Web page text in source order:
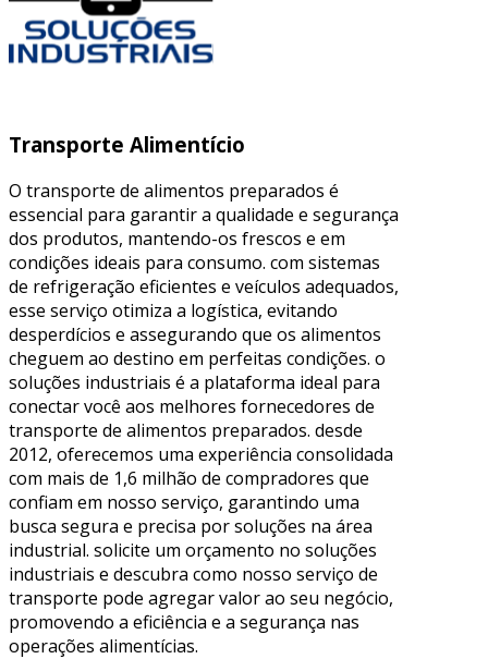
Transporte Alimentício
O transporte de alimentos preparados é
essencial para garantir a qualidade e segurança
dos produtos, mantendo-os frescos e em
condições ideais para consumo. com sistemas
de refrigeração eficientes e veículos adequados,
esse serviço otimiza a logística, evitando
desperdícios e assegurando que os alimentos
cheguem ao destino em perfeitas condições. o
soluções industriais é a plataforma ideal para
conectar você aos melhores fornecedores de
transporte de alimentos preparados. desde
2012, oferecemos uma experiência consolidada
com mais de 1,6 milhão de compradores que
confiam em nosso serviço, garantindo uma
busca segura e precisa por soluções na área
industrial. solicite um orçamento no soluções
industriais e descubra como nosso serviço de
transporte pode agregar valor ao seu negócio,
promovendo a eficiência e a segurança nas
operações alimentícias.